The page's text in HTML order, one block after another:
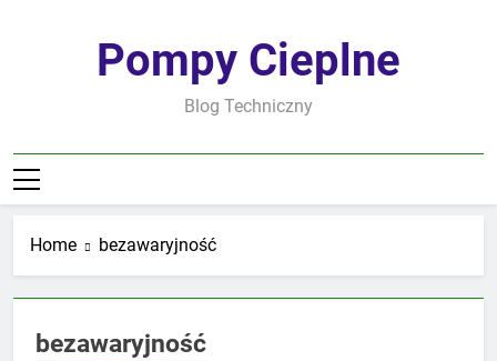
Pompy Cieplne
Blog Techniczny
Home bezawaryjność
bezawaryjność